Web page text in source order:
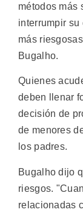
métodos más
interrumpir su
más
Bugalho.
Quienes
deben llenar
decisión de
de menores
los padres.
Bugalho dijo
riesgos.
relacionadas